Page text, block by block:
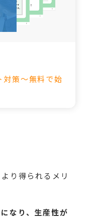
対策～無料で始
り得られるメリ
なり、生産性が